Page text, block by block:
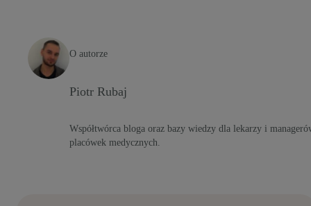
O autorze
Piotr Rubaj
Współtwórca bloga oraz bazy wiedzy dla lekarzy i
placówek medycznych.